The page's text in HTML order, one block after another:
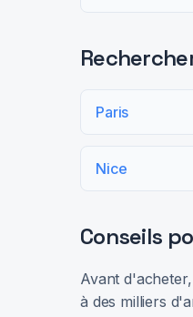
Paris
Nice
Conseils
Avant
à des milliers